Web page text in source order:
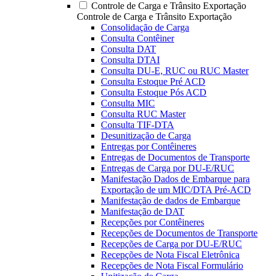
Controle de Carga e Trânsito Exportação
Controle de Carga e Trânsito Exportação
Consolidação de Carga
Consulta Contêiner
Consulta DAT
Consulta DTAI
Consulta DU-E, RUC ou RUC Master
Consulta Estoque Pré ACD
Consulta Estoque Pós ACD
Consulta MIC
Consulta RUC Master
Consulta TIF-DTA
Desunitização de Carga
Entregas por Contêineres
Entregas de Documentos de Transporte
Entregas de Carga por DU-E/RUC
Manifestação Dados de Embarque para
Exportação de um MIC/DTA Pré-ACD
Manifestação de dados de Embarque
Manifestação de DAT
Recepções por Contêineres
Recepções de Documentos de Transporte
Recepções de Carga por DU-E/RUC
Recepções de Nota Fiscal Eletrônica
Recepções de Nota Fiscal Formulário